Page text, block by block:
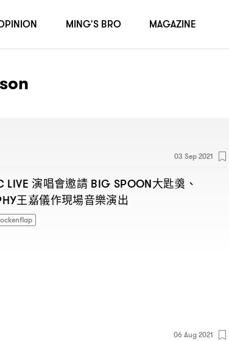
03 Sep 2021
LIVE演唱會邀請 BIG SPOON大匙羹、
王嘉儀作現場音樂演出
06 Aug 2021
MING'S BRO MAGAZINE